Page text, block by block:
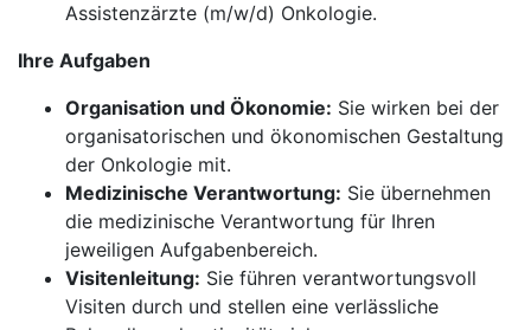
Assistenzärzte (m/w/d) Onkologie.
Ihre Aufgaben
Organisation und Ökonomie: Sie wirken bei der
organisatorischen und ökonomischen Gestaltung
der Onkologie mit.
Medizinische Verantwortung: Sie übernehmen
die medizinische Verantwortung für Ihren
jeweiligen Aufgabenbereich.
Visitenleitung: Sie führen verantwortungsvoll
Visiten durch und stellen eine verlässliche